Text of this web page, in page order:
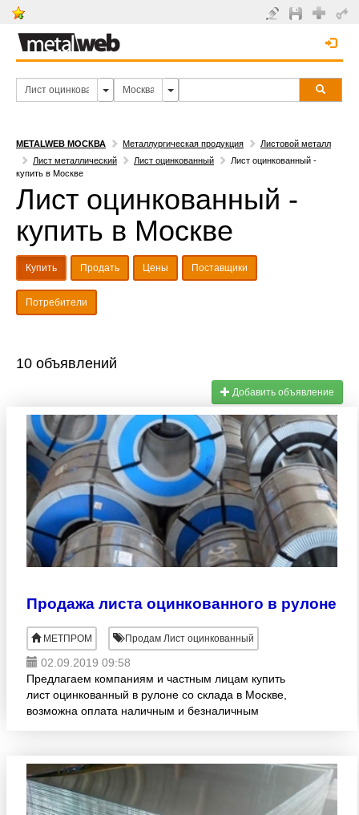
METALWEB МОСКВА Металлургическая продукция
Листовой металл
Лист металлический
Лист оцинкованный
Лист оцинкованный -
купить в Москве
Лист оцинкованный -
купить в Москве
Купить Продать Цены Поставщики
Потребители
10 объявлений
Добавить объявление
Продажа листа оцинкованного в рулоне
МЕТПРОМ Продам Лист оцинкованный
02.09.2019 09:58
Предлагаем компаниям и частным лицам купить
лист оцинкованный в рулоне со склада в Москве,
возможна оплата наличным и безналичным